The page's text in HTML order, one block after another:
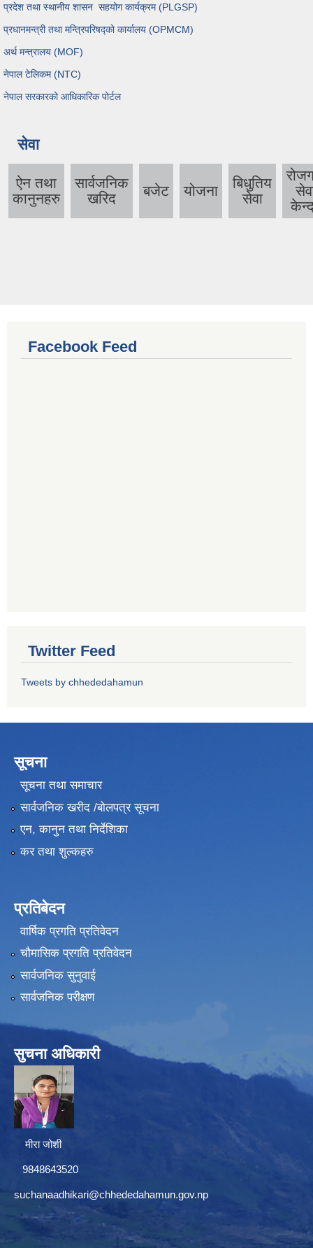
प्रदेश तथा स्थानीय शासन सहयोग कार्यक्रम (PLGSP)
प्रधानमन्त्री तथा मन्त्रिपरिषद्को कार्यालय (OPMCM)
अर्थ मन्त्रालय (MOF)
नेपाल टेलिकम (NTC)
नेपाल सरकारको आधिकारिक पोर्टल
सेवा
ऐन तथा
कानुनहरु
सार्वजनिक
खरिद
बजेट योजना
बिधुतिय
सेवा
Facebook Feed
Twitter Feed
Tweets by chhededahamun
सूचना
सूचना तथा समाचार
सार्वजनिक खरीद /बोलपत्र सूचना
एन, कानुन तथा निर्देशिका
कर तथा शुल्कहरु
प्रतिबेदन
वार्षिक प्रगति प्रतिवेदन
चौमासिक प्रगति प्रतिवेदन
सार्वजनिक सुनुवाई
सार्वजनिक परीक्षण
सुचना अधिकारी
मीरा जोशी
9848643520
suchanaadhikari@chhededahamun.gov.np